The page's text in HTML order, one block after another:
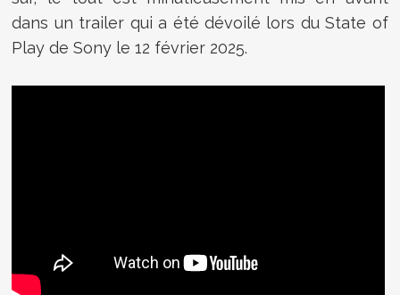
dans un trailer qui a été dévoilé lors du State of
Play de Sony le 12 février 2025.